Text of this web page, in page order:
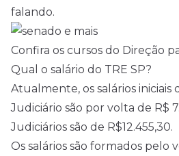
falando.
Confira os cursos do Direção
Qual o salário do TRE SP?
Atualmente, os salários iniciais
Judiciário são por volta de R$
Judiciários são de R$12.455,30.
Os salários são formados pelo